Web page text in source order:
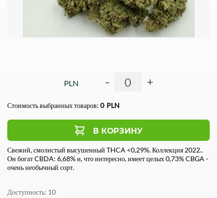
PLN - +
Стоимость выбранных товаров: 0 PLN
В КОРЗИНУ
Свежий, смолистый высушенный THCA <0,29%. Коллекция 2022..
Он богат CBDA: 6,68% и, что интересно, имеет целых 0,73% CBGA -
очень необычный сорт.
Доступность 10